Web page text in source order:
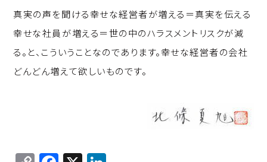
真実の声を聞ける幸せな経営者が増える＝真実を伝える
幸せな社員が増える＝世の中のハラスメントリスクが減
る。と、こういうことなのであります。幸せな経営者の会社
どんどん増えて欲しいものです。